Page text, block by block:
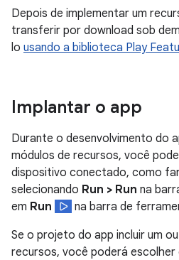
Depois de implementar um
transferir por download sob
lo usando a biblioteca Play
Implantar o app
Durante o desenvolvimento do
módulos de recursos, você
dispositivo conectado, como
selecionando Run > Run na
em Run
na barra de
Se o projeto do app incluir um
recursos, você poderá escolher